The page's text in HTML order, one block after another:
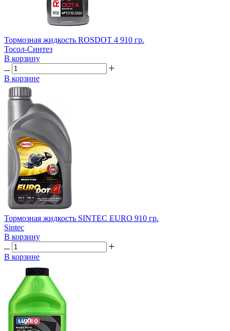
Тормозная жидкость ROSDOT 4 910 гр.
Тосол-Синтез
В корзину
В корзине
Тормозная жидкость SINTEC EURO 910 гр.
Sintec
В корзину
В корзине